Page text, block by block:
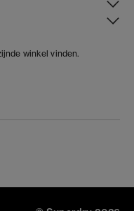
winkel vinden.